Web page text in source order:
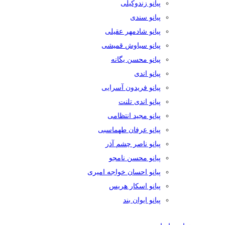
پیانو زندوکیلی
پیانو سندی
پیانو شادمهر عقیلی
پیانو سیاوش قمیشی
پیانو محسن یگانه
پیانو اندی
پیانو فریدون آسرایی
پیانو اندی تلنت
پیانو مجید انتظامی
پیانو عرفان طهماسبی
پیانو ناصر چشم آذر
پیانو محسن نامجو
پیانو احسان خواجه امیری
پیانو اسکار هریس
پیانو ایوان بند